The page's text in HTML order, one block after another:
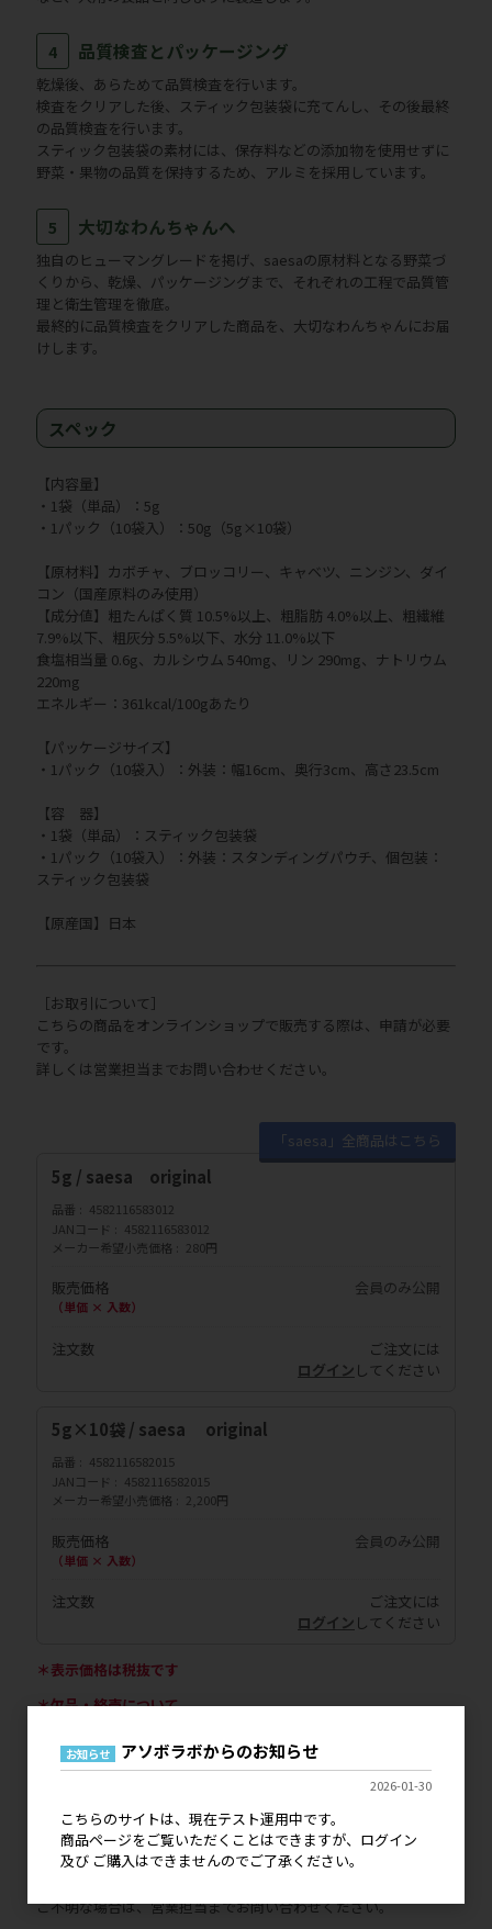
4 品質検査とパッケージング
乾燥後、あらためて品質検査を行います。
検査をクリアした後、スティック包装袋に充てんし、その後最終
の品質検査を行います。
スティック包装袋の素材には、保存料などの添加物を使用せずに
野菜・果物の品質を保持するため、アルミを採用しています。
5 大切なわんちゃんへ
独自のヒューマングレードを掲げ、saesaの原材料となる野菜づ
くりから、乾燥、パッケージングまで、それぞれの工程で品質管
理と衛生管理を徹底。
最終的に品質検査をクリアした商品を、大切なわんちゃんにお届
けします。
スペック
【内容量】
・1袋（単品）：5g
・1パック（10袋入）：50g（5g×10袋）
【原材料】カボチャ、ブロッコリー、キャベツ、ニンジン、ダイ
コン（国産原料のみ使用）
【成分値】粗たんぱく質 10.5%以上、粗脂肪 4.0%以上、粗繊維
7.9%以下、粗灰分 5.5%以下、水分 11.0%以下
食塩相当量 0.6g、カルシウム 540mg、リン 290mg、ナトリウム
220mg
エネルギー：361kcal/100gあたり
【パッケージサイズ】
・1パック（10袋入）：外装：幅16cm、奥行3cm、高さ23.5cm
【容 器】
・1袋（単品）：スティック包装袋
・1パック（10袋入）：外装：スタンディングパウチ、個包装：
スティック包装袋
【原産国】日本
［お取引について］
こちらの商品をオンラインショップで販売する際は、申請が必要
です。
詳しくは営業担当までお問い合わせください。
「saesa」全商品はこちら
5g / saesa original
品番
4582116583012
JANコード
4582116583012
メーカー希望小売価格
280円
販売価格
（単価 × 入数）
会員のみ公開
注文数
ご注文には
ログイン してください
5g×10袋 / saesa original
品番
4582116582015
JANコード
4582116582015
メーカー希望小売価格
2,200円
販売価格
（単価 × 入数）
会員のみ公開
注文数
ご注文には
ログイン してください
＊表示価格は税抜です
＊欠品・終売について
となっていることがございます。
また、商品をお取り寄せする日数や、欠品商品が再販されるまで
の日数等、お時間がかかることもございますので予めご了承くだ
さいませ。
▶取扱申請書の提出が必要なメーカー・ブランド一覧はこちら
一部のメーカー・ブランドにおいて、お取り扱いいただく際に
ご不明な場合は、営業担当までお問い合わせください。
お知らせ アソボラボからのお知らせ
2026-01-30
こちらのサイトは、現在テスト運用中です。
商品ページをご覧いただくことはできますが、ログイン
及び ご購入はできませんのでご了承ください。